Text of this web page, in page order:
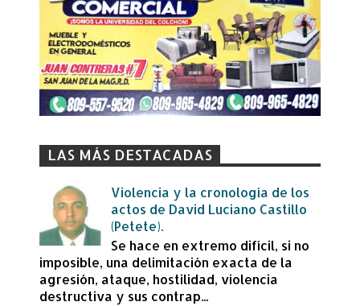
LAS MÁS DESTACADAS
Violencia y la cronología de los
actos de David Luciano Castillo
(Petete).
Se hace en extremo difícil, si no
imposible, una delimitación exacta de la
agresión, ataque, hostilidad, violencia
destructiva y sus contrap...